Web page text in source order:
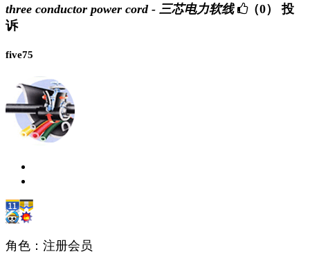
three conductor power cord - 三芯电力软线 （0）
投
诉
five75
角色：注册会员